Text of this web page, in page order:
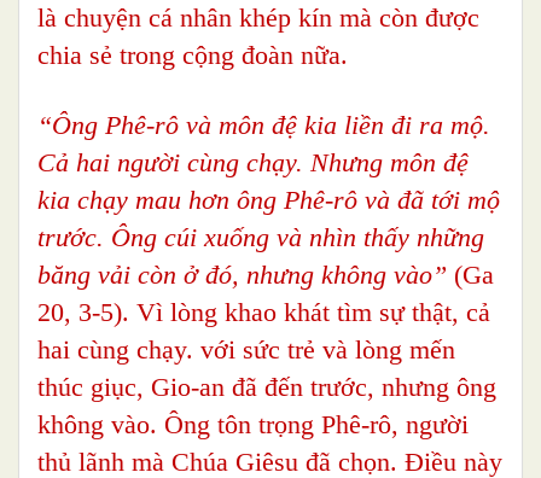
là chuyện cá nhân khép kín mà còn được
chia sẻ trong cộng đoàn nữa.
“Ông Phê-rô và môn đệ kia liền đi ra mộ.
Cả hai người cùng chạy. Nhưng môn đệ
kia chạy mau hơn ông Phê-rô và đã tới mộ
trước. Ông cúi xuống và nhìn thấy những
băng vải còn ở đó, nhưng không vào” (Ga
20, 3-5). Vì lòng khao khát tìm sự thật, cả
hai cùng chạy. với sức trẻ và lòng mến
thúc giục, Gio-an đã đến trước, nhưng ông
không vào. Ông tôn trọng Phê-rô, người
thủ lãnh mà Chúa Giêsu đã chọn. Điều này